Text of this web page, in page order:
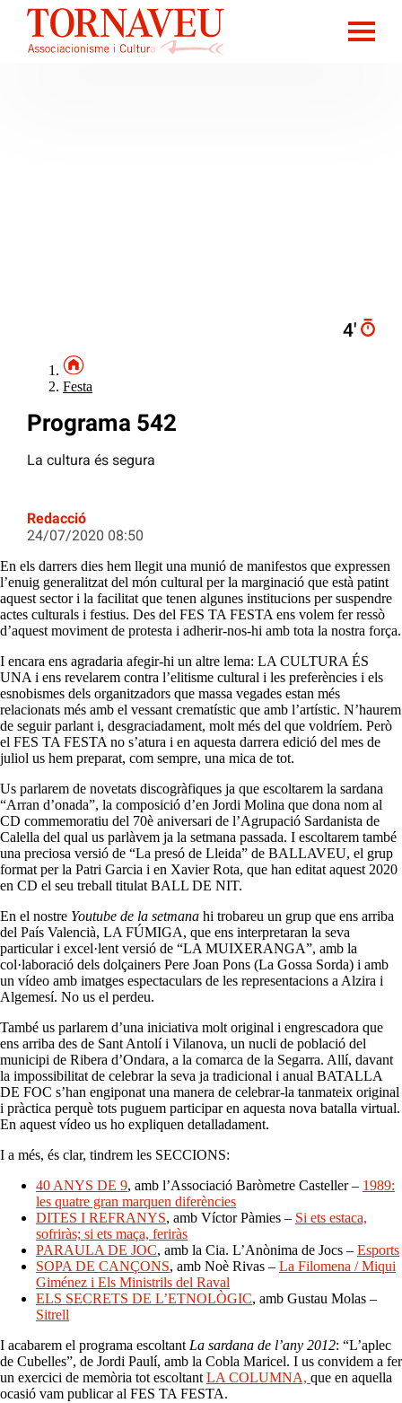
4′
Festa
Programa 542
La cultura és segura
Redacció
24/07/2020 08:50
En els darrers dies hem llegit una munió de manifestos que expressen
l’enuig generalitzat del món cultural per la marginació que està patint
aquest sector i la facilitat que tenen algunes institucions per suspendre
actes culturals i festius. Des del FES TA FESTA ens volem fer ressò
d’aquest moviment de protesta i adherir-nos-hi amb tota la nostra força.
I encara ens agradaria afegir-hi un altre lema: LA CULTURA ÉS
UNA i ens revelarem contra l’elitisme cultural i les preferències i els
esnobismes dels organitzadors que massa vegades estan més
relacionats més amb el vessant crematístic que amb l’artístic. N’haurem
de seguir parlant i, desgraciadament, molt més del que voldríem. Però
el FES TA FESTA no s’atura i en aquesta darrera edició del mes de
juliol us hem preparat, com sempre, una mica de tot.
Us parlarem de novetats discogràfiques ja que escoltarem la sardana
“Arran d’onada”, la composició d’en Jordi Molina que dona nom al
CD commemoratiu del 70è aniversari de l’Agrupació Sardanista de
Calella del qual us parlàvem ja la setmana passada. I escoltarem també
una preciosa versió de “La presó de Lleida” de BALLAVEU, el grup
format per la Patri Garcia i en Xavier Rota, que han editat aquest 2020
en CD el seu treball titulat BALL DE NIT.
En el nostre Youtube de la setmana hi trobareu un grup que ens arriba
del País Valencià, LA FÚMIGA, que ens interpretaran la seva
particular i excel·lent versió de “LA MUIXERANGA”, amb la
col·laboració dels dolçainers Pere Joan Pons (La Gossa Sorda) i amb
un vídeo amb imatges espectaculars de les representacions a Alzira i
Algemesí. No us el perdeu.
També us parlarem d’una iniciativa molt original i engrescadora que
ens arriba des de Sant Antolí i Vilanova, un nucli de població del
municipi de Ribera d’Ondara, a la comarca de la Segarra. Allí, davant
la impossibilitat de celebrar la seva ja tradicional i anual BATALLA
DE FOC s’han engiponat una manera de celebrar-la tanmateix original
i pràctica perquè tots puguem participar en aquesta nova batalla virtual.
En aquest vídeo us ho expliquen detalladament.
I a més, és clar, tindrem les SECCIONS:
40 ANYS DE 9, amb l’Associació Baròmetre Casteller – 1989:
les quatre gran marquen diferències
DITES I REFRANYS, amb Víctor Pàmies – Si ets estaca,
sofriràs; si ets maça, feriràs
PARAULA DE JOC, amb la Cia. L’Anònima de Jocs – Esports
SOPA DE CANÇONS, amb Noè Rivas – La Filomena / Miqui
Giménez i Els Ministrils del Raval
ELS SECRETS DE L’ETNOLÒGIC, amb Gustau Molas –
Sitrell
I acabarem el programa escoltantLa sardana de l’any 2012: “L’aplec
de Cubelles”, de Jordi Paulí, amb la Cobla Maricel. I us convidem a fer
un exercici de memòria tot escoltantLA COLUMNA, que en aquella
ocasió vam publicar al FES TA FESTA.